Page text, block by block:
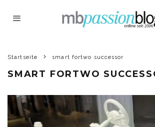
Startseite smart fortwo successor
SMART FORTWO